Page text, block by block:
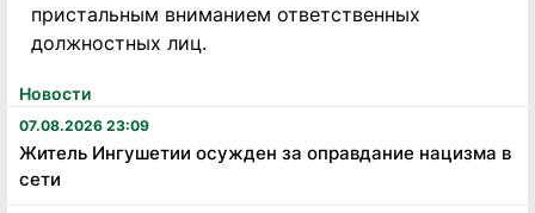
Новости
07.08.2026 23:09
Житель Ингушетии осужден за оправдание нацизма в
сети
пристальным вниманием ответственных
должностных лиц.